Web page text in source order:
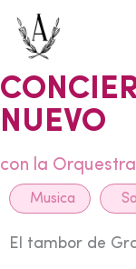
Skip
to
content
NUEVO
con la
Musica
El tambor de